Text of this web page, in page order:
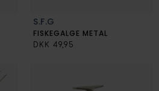
S.F.G
FISKEGALGE METAL
DKK 49,95